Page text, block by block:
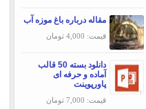
مقاله درباره باغ موزه آب
قیمت: 4,000 تومان
دانلود بسته 50 قالب
آماده و حرفه ای
پاورپوینت
قیمت: 7,000 تومان